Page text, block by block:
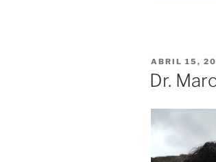
ABRIL 15,
Dr.